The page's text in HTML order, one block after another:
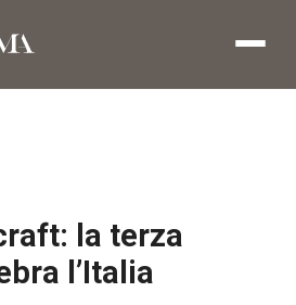
la terza
l’Italia